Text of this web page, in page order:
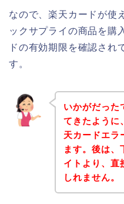
なので、楽天カードが使
ックサプライの商品を購
ドの有効期限を確認され
す。
いかがだった
てきたように
天カードエラ
ます。後は、
イトより、直
しれません。